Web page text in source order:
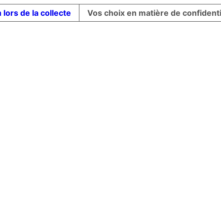
lors de la collecte Vos choix en matière de